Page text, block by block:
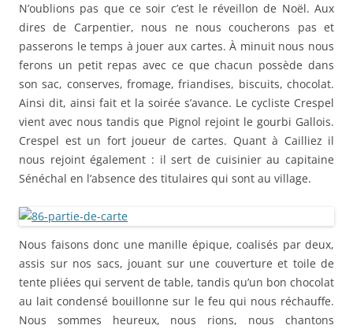
N’oublions pas que ce soir c’est le réveillon de Noël. Aux
dires de Carpentier, nous ne nous coucherons pas et
passerons le temps à jouer aux cartes. À minuit nous nous
ferons un petit repas avec ce que chacun possède dans
son sac, conserves, fromage, friandises, biscuits, chocolat.
Ainsi dit, ainsi fait et la soirée s’avance. Le cycliste Crespel
vient avec nous tandis que Pignol rejoint le gourbi Gallois.
Crespel est un fort joueur de cartes. Quant à Cailliez il
nous rejoint également : il sert de cuisinier au capitaine
Sénéchal en l’absence des titulaires qui sont au village.
Nous faisons donc une manille épique, coalisés par deux,
assis sur nos sacs, jouant sur une couverture et toile de
tente pliées qui servent de table, tandis qu’un bon chocolat
au lait condensé bouillonne sur le feu qui nous réchauffe.
Nous sommes heureux, nous rions, nous chantons